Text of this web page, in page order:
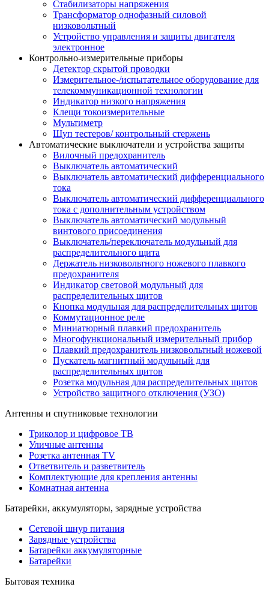
Стабилизаторы напряжения
Трансформатор однофазный силовой
низковольтный
Устройство управления и защиты двигателя
электронное
Контрольно-измерительные приборы
Детектор скрытой проводки
Измерительное-/испытательное оборудование для
телекоммуникационной технологии
Индикатор низкого напряжения
Клещи токоизмерительные
Мультиметр
Щуп тестеров/ контрольный стержень
Автоматические выключатели и устройства защиты
Вилочный предохранитель
Выключатель автоматический
Выключатель автоматический дифференциального
тока
Выключатель автоматический дифференциального
тока с дополнительным устройством
Выключатель автоматический модульный
винтового присоединения
Выключатель/переключатель модульный для
распределительного щита
Держатель низковольтного ножевого плавкого
предохранителя
Индикатор световой модульный для
распределительных щитов
Кнопка модульная для распределительных щитов
Коммутационное реле
Миниатюрный плавкий предохранитель
Многофункциональный измерительный прибор
Плавкий предохранитель низковольтный ножевой
Пускатель магнитный модульный для
распределительных щитов
Розетка модульная для распределительных щитов
Устройство защитного отключения (УЗО)
Антенны и спутниковые технологии
Триколор и цифровое ТВ
Уличные антенны
Розетка антенная TV
Ответвитель и разветвитель
Комплектующие для крепления антенны
Комнатная антенна
Батарейки, аккумуляторы, зарядные устройства
Сетевой шнур питания
Зарядные устройства
Батарейки аккумуляторные
Батарейки
Бытовая техника